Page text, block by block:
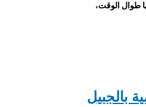
طوال الوقت،
بالجبيل